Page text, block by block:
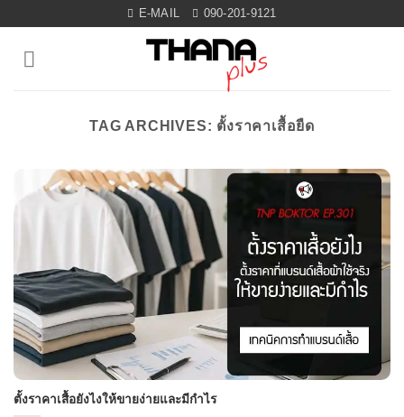
content
E-MAIL 090-201-9121
TAG ARCHIVES: ตั้งราคาเสื้อยืด
ตั้งราคาเสื้อยังไงให้ขายง่ายและมีกำไร